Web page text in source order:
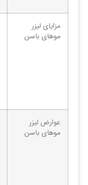
مزایای لیزر
موهای باسن
عوارض لیزر
موهای باسن